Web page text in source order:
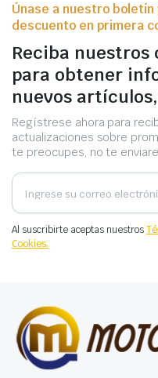
Únase a nuestro
descuento en primera
Reciba
para obtener
nuevos
Regístrese ahora para
actualizaciones sobre
te preocupes, no te
Al suscribirte aceptas nuestros
Cookies.